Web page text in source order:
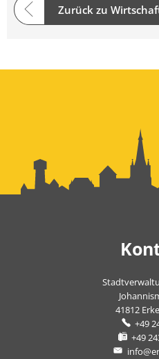
Zurück zu
41812
+49
+49